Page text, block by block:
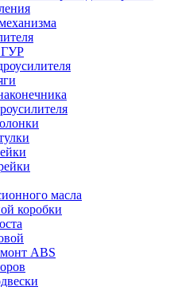
ГУР
масла
коробки
ABS